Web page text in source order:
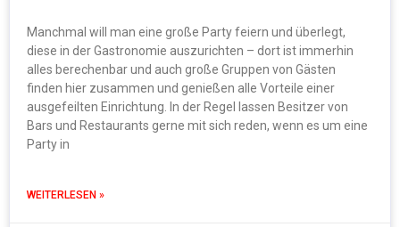
Manchmal will man eine große Party feiern und überlegt,
diese in der Gastronomie auszurichten – dort ist immerhin
alles berechenbar und auch große Gruppen von Gästen
finden hier zusammen und genießen alle Vorteile einer
ausgefeilten Einrichtung. In der Regel lassen Besitzer von
Bars und Restaurants gerne mit sich reden, wenn es um eine
Party in
WEITERLESEN »